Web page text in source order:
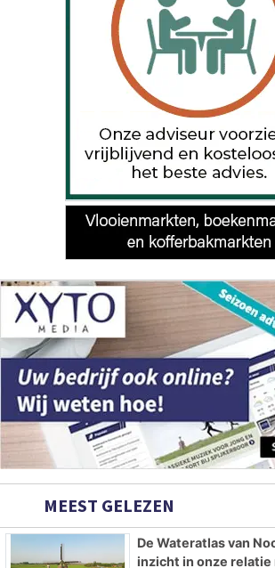
MEEST GELEZEN
De Wateratlas van
inzicht in onze relatie